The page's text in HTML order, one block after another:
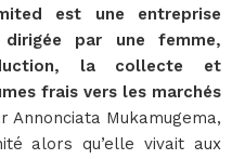
est une entreprise
dirigée par une femme,
la collecte et
frais vers les marchés
Annonciata Mukamugema,
alors qu’elle vivait aux